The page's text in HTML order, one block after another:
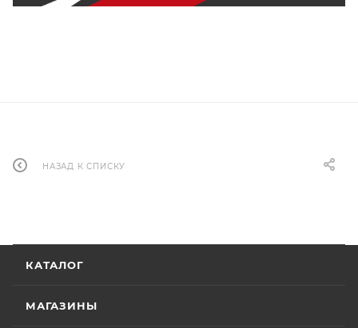
НАЗАД К СПИСКУ
КАТАЛОГ
МАГАЗИНЫ